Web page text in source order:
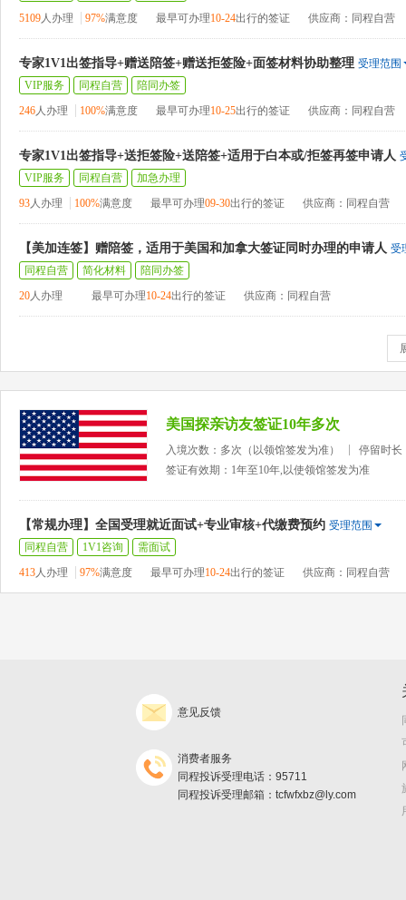
5109人办理 97%满意度 最早可办理10-24出行的签证 供应商：同程自营
专家1V1出签指导+赠送陪签+赠送拒签险+面签材料协助整理 受理范围
VIP服务
同程自营
陪同办签
246人办理 100%满意度 最早可办理10-25出行的签证 供应商：同程自营
专家1V1出签指导+送拒签险+送陪签+适用于白本或/拒签再签申请人
VIP服务
同程自营
加急办理
93人办理 100%满意度 最早可办理09-30出行的签证 供应商：同程自营
【美加连签】赠陪签，适用于美国和加拿大签证同时办理的申请人 受
同程自营
简化材料
陪同办签
20人办理 最早可办理10-24出行的签证 供应商：同程自营
美国探亲访友签证10年多次
入境次数：多次（以领馆签发为准）
停留时长
签证有效期：1年至10年,以使领馆签发为准
【常规办理】全国受理就近面试+专业审核+代缴费预约 受理范围
同程自营
1V1咨询
需面试
413人办理 97%满意度 最早可办理10-24出行的签证 供应商：同程自营
意见反馈
消费者服务
同程投诉受理电话：95711
同程投诉受理邮箱：tcfwfxbz@ly.com